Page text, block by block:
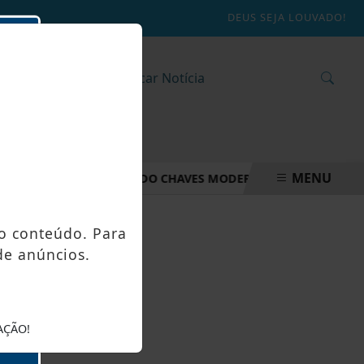
DEUS SEJA LOUVADO!
DE ALFREDO CHAVES MODERNIZA ILUMINAÇÃO DA
MENU
conteúdo. Para
anúncios.